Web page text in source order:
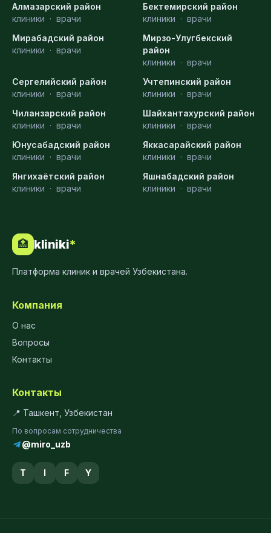
Алмазарский район
клиники · врачи
Бектемирский район
клиники · врачи
Мирабадский район
клиники · врачи
Мирзо-Улугбекский
район
клиники · врачи
Сергелийский район
клиники · врачи
Учтепинский район
клиники · врачи
Чиланзарский район
клиники · врачи
Шайхантахурский район
клиники · врачи
Юнусабадский район
клиники · врачи
Яккасарайский район
клиники · врачи
Янгихаётский район
клиники · врачи
Яшнабадский район
клиники · врачи
🏥 kliniki*
Платформа клиник и врачей Узбекистана.
Компания
О нас
Вопросы
Контакты
Контакты
📍 Ташкент, Узбекистан
По вопросам сотрудничества
@miro_uzb
T I F Y